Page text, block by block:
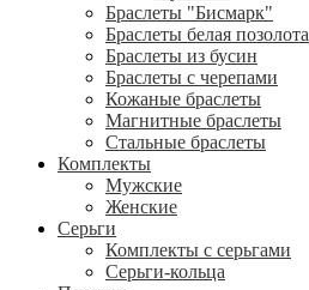
Браслеты "Бисмарк"
Браслеты белая позолота
Браслеты из бусин
Браслеты с черепами
Кожаные браслеты
Магнитные браслеты
Стальные браслеты
Комплекты
Мужские
Женские
Серьги
Комплекты с серьгами
Серьги-кольца